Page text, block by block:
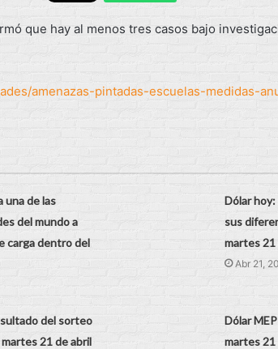
que hay al menos tres casos bajo
amenazas-pintadas-escuelas-medidas-
una de las
del mundo a
carga dentro del
Dólar
sus
martes 21
Abr 21,
del sorteo
21 de abril
Dólar
martes 21